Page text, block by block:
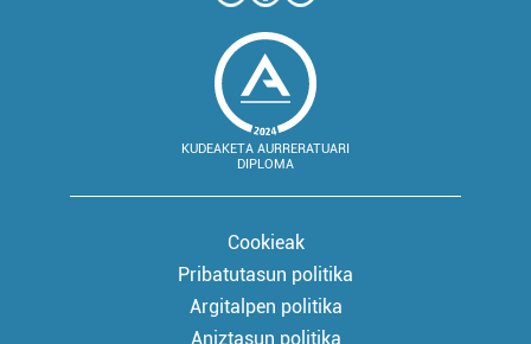
KUDEAKETA AURRERATUARI
DIPLOMA
Cookieak
Pribatutasun politika
Argitalpen politika
Aniztasun politika